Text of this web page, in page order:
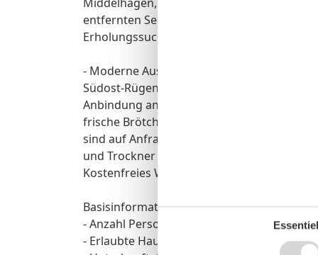
entfernten Sellin. Unsere
Erholungssuchende, Hundebesitzer als
- Moderne Ausstattung (frisch renoviert
Südost-Rügen - Ruhige Lage nahe den
Anbindung an das Rad- und
frische Brötchen an die Wohnungstür
sind auf Anfrage und nach Verfügbarkeit
und Trockner für Gäste vorhanden -
Kostenfreies WLAN und LAN-Anschluss
Basisinformationen
- Anzahl Personen: 5
- Erlaubte Haustiere: keins